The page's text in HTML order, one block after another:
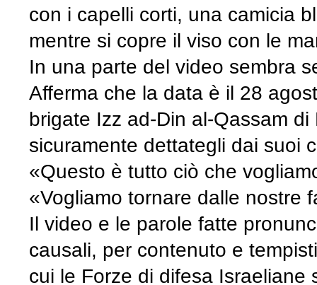
con i capelli corti, una camicia
mentre si copre il viso con le
In una parte del video sembra
Afferma che la data è il 28
brigate Izz ad-Din al-Qassam
sicuramente dettategli dai suoi
«Questo è tutto ciò che
«Vogliamo tornare dalle nostre
Il video e le parole fatte
causali, per contenuto e
cui le Forze di difesa Israeliane